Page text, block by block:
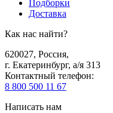
Подборки
Доставка
Как нас найти?
620027, Россия,
г. Екатеринбург, а/я 313
Контактный телефон:
8 800 500 11 67
Написать нам